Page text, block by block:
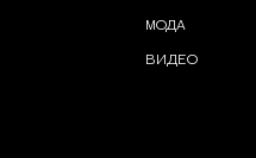
МОДА
ВИДЕО